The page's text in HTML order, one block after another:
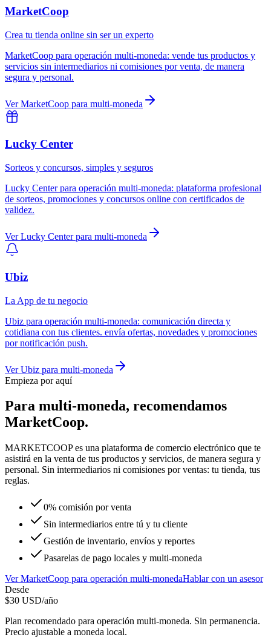
MarketCoop
Crea tu tienda online sin ser un experto
MarketCoop para operación multi-moneda: vende tus productos y
servicios sin intermediarios ni comisiones por venta, de manera
segura y personal.
VerMarketCoop para multi-moneda
Lucky Center
Sorteos y concursos, simples y seguros
Lucky Centerpara operación multi-moneda: plataforma profesional
de sorteos, promociones y concursos online con certificados de
validez.
VerLucky Centerpara multi-moneda
Ubiz
La App de tu negocio
Ubiz para operación multi-moneda: comunicación directa y
cotidiana con tus clientes. envía ofertas, novedades y promociones
por notificación push.
VerUbiz para multi-moneda
Empieza por aquí
Para multi-moneda, recomendamos
MarketCoop.
MARKETCOOP es una plataforma de comercio electrónico que te
asistirá en la venta de tus productos y servicios, de manera segura y
personal. Sin intermediarios ni comisiones por ventas: tu tienda, tus
reglas.
0% comisión por venta
Sin intermediarios entre tú y tu cliente
Gestión de inventario, envíos y reportes
Pasarelas de pago locales y multi-moneda
VerMarketCoop para operación multi-monedaHablar con un asesor
Desde
$30 USD/año
Plan recomendado para operación multi-moneda. Sin permanencia.
Precio ajustable a moneda local.